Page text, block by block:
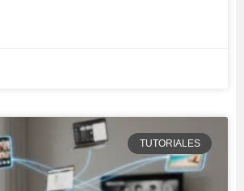
TUTORIALES